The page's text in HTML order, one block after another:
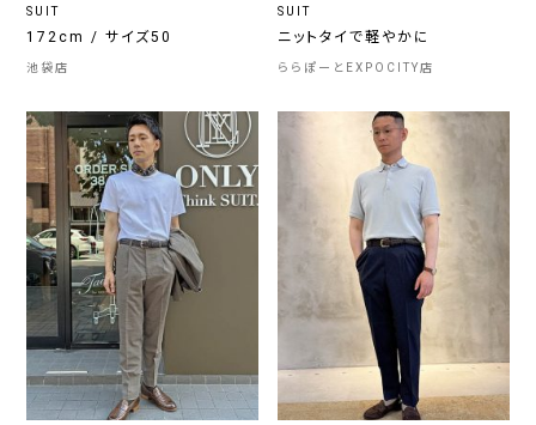
SUIT
172cm / サイズ50
池袋店
SUIT
ニットタイで軽やかに
ららぽーとEXPOCITY店